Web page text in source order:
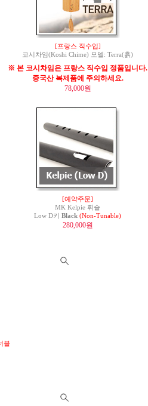
[프랑스 직수입]
코시차임(Koshi Chime) 모델: Terra(흙)
※ 본 코시차임은 프랑스 직수입 정품입니다.
중국산 복제품에 주의하세요.
78,000원
[예약주문]
MK Kelpie 휘슬
Low D키Black (Non-Tunable)
280,000원
블